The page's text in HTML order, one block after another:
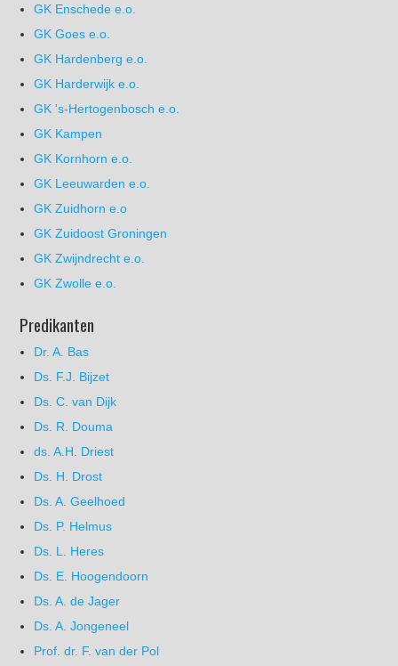
GK Enschede e.o.
GK Goes e.o.
GK Hardenberg e.o.
GK Harderwijk e.o.
GK 's-Hertogenbosch e.o.
GK Kampen
GK Kornhorn e.o.
GK Leeuwarden e.o.
GK Zuidhorn e.o
GK Zuidoost Groningen
GK Zwijndrecht e.o.
GK Zwolle e.o.
Predikanten
Dr. A. Bas
Ds. F.J. Bijzet
Ds. C. van Dijk
Ds. R. Douma
ds. A.H. Driest
Ds. H. Drost
Ds. A. Geelhoed
Ds. P. Helmus
Ds. L. Heres
Ds. E. Hoogendoorn
Ds. A. de Jager
Ds. A. Jongeneel
Prof. dr. F. van der Pol